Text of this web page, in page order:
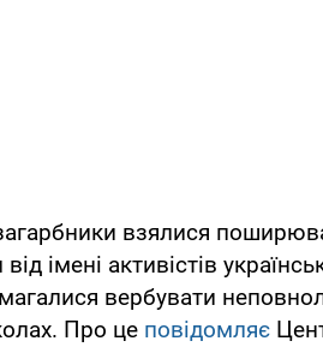
взялися
імені активістів
вербувати
Про це повідомляє